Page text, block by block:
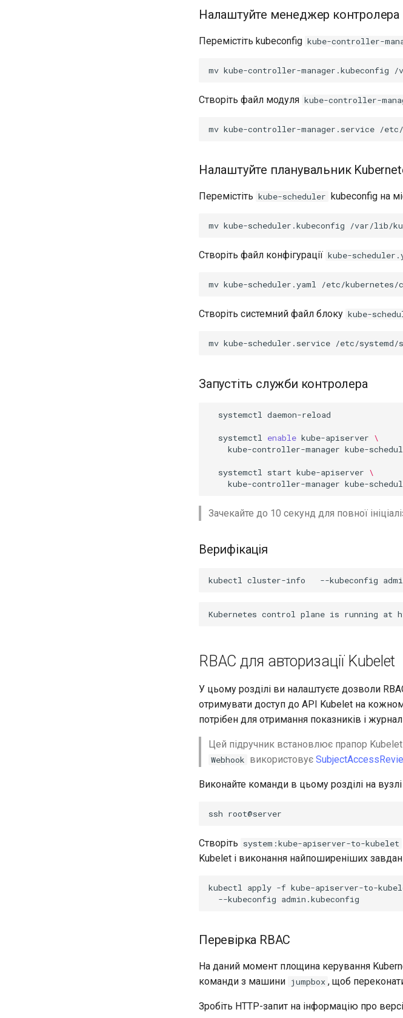
Налаштуйте менеджер контролера
Перемістіть kubeconfig kube-controller-
mv kube-controller-manager.kubeconfig
Створіть файл модуля kube-controller-
mv kube-controller-manager.service
Налаштуйте планувальник
Перемістіть kube-scheduler kubeconfig на
mv kube-scheduler.kubeconfig
Створіть файл конфігурації kube-
mv kube-scheduler.yaml
Створіть системний файл блоку kube-
mv kube-scheduler.service
Запустіть служби контролера
systemctl daemon-reload
systemctl enable kube-apiserver \
kube-controller-manager kube-
systemctl start kube-apiserver \
kube-controller-manager
Зачекайте до 10 секунд для повної
Верифікація
kubectl cluster-info --kubeconfig
RBAC для авторизації Kubelet
У цьому розділі ви налаштуєте дозволи
отримувати доступ до API Kubelet на
потрібен для отримання показників і
Цей підручник встановлює прапор Kubelet
Webhook використовує
Виконайте команди в цьому розділі на
ssh
Створіть system:kube-apiserver-to-kubelet
Kubelet і виконання найпоширеніших
kubectl apply -f kube-apiserver-to-
--kubeconfig
Перевірка RBAC
На даний момент площина керування
команди з машини jumpbox , щоб
Зробіть HTTP-запит на інформацію про